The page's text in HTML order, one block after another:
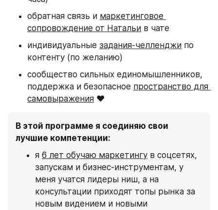
обратная связь и маркетинговое
сопровождение от Натальи в чате
индивидуальные задания-челленджи по
контенту (по желанию)
сообщество сильных единомышленников,
поддержка и безопасное пространство для
самовыражения ❤️
В этой программе я соединяю свои
лучшие компетенции:
я 6 лет обучаю маркетингу в соцсетях,
запускам и бизнес-инструментам, у
меня учатся лидеры ниш, а на
консультации приходят топы рынка за
новым видением и новыми